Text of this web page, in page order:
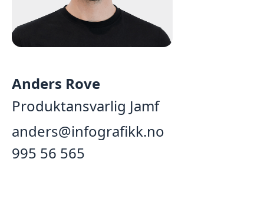
Anders Rove
Produktansvarlig Jamf
anders@infografikk.no
995 56 565